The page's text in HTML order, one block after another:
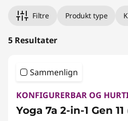
Filtre Produkt type
5 Resultater
Sammenlign
KONFIGURERBAR OG
Yoga 7a 2-in-1 Gen